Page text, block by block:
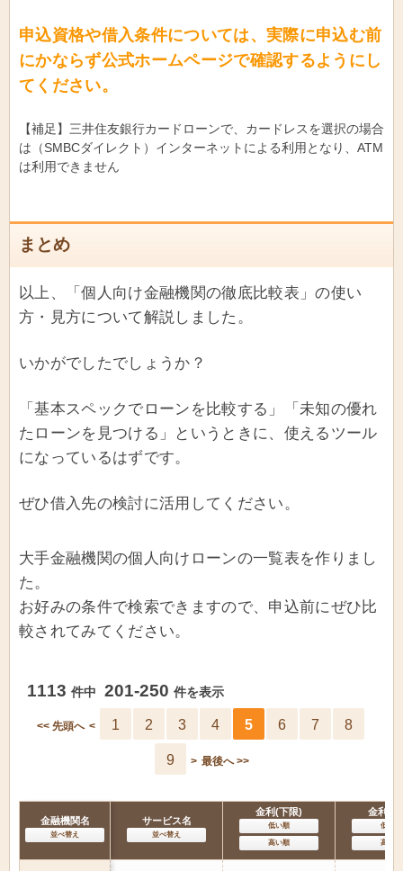
申込資格や借入条件については、実際に申込む前
にかならず公式ホームページで確認するようにし
てください。
【補足】三井住友銀行カードローンで、カードレスを選択の場合
は（SMBCダイレクト）インターネットによる利用となり、ATM
は利用できません
まとめ
以上、「個人向け金融機関の徹底比較表」の使い
方・見方について解説しました。
いかがでしたでしょうか？
「基本スペックでローンを比較する」「未知の優れ
たローンを見つける」というときに、使えるツール
になっているはずです。
ぜひ借入先の検討に活用してください。
大手金融機関の個人向けローンの一覧表を作りまし
た。
お好みの条件で検索できますので、申込前にぜひ比
較されてみてください。
1113 件中 201-250 件を表示
<< 先頭へ < 1 2 3 4 5 6 7 8
9 > 最後へ >>
金融機関名
並べ替え
サービス名
並べ替え
金利(下限)
低い順
高い順
金利(上
低い順
高い順